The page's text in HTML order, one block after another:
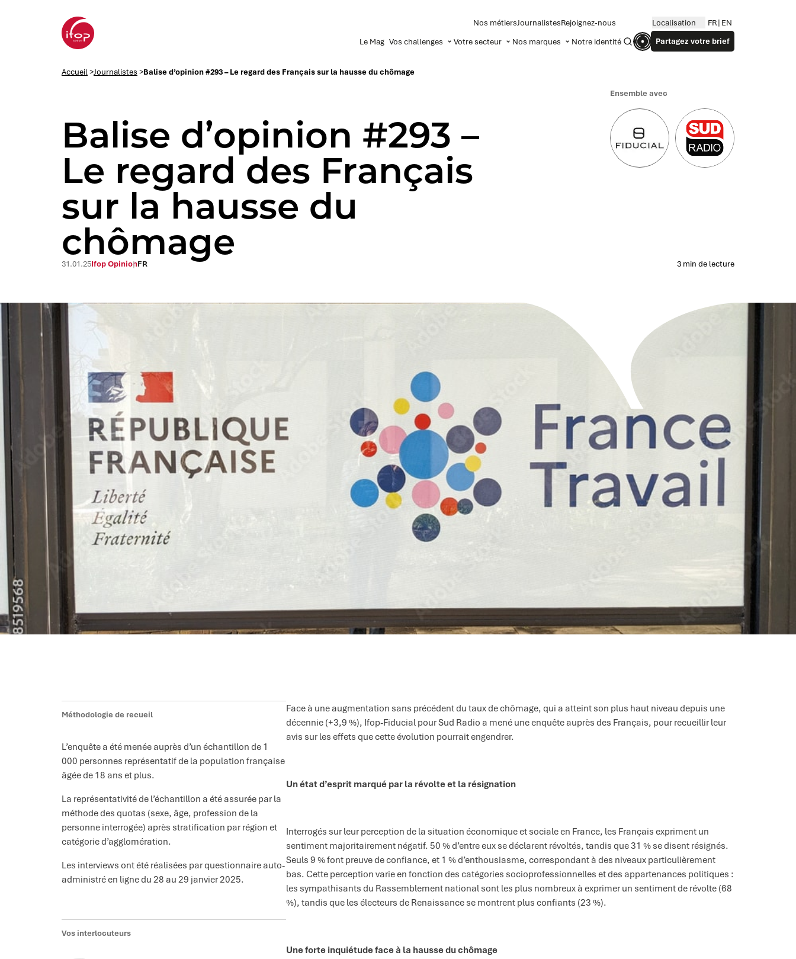
Le Mag Vos challenges Votre secteur Nos marques Notre identité RecherchePartagez votre brief
Nos métiersJournalistesRejoignez-nous Localisation FR EN
Accueil>Journalistes >Balise d’opinion #293 – Le regard des Français sur la hausse du chômage
Balise d’opinion #293 –
Le regard des Français
sur la hausse du
chômage
Ensemble avec
31.01.25Ifop OpinionFR 3 min de lecture
Méthodologie de recueil
L’enquête a été menée auprès d’un échantillon de 1
000 personnes représentatif de la population française
âgée de 18 ans et plus.
La représentativité de l’échantillon a été assurée par la
méthode des quotas (sexe, âge, profession de la
personne interrogée) après stratification par région et
catégorie d’agglomération.
Les interviews ont été réalisées par questionnaire auto-
administré en ligne du 28 au 29 janvier 2025.
Vos interlocuteurs
Face à une augmentation sans précédent du taux de chômage, qui a atteint son plus haut niveau depuis une
décennie (+3,9 %), Ifop-Fiducial pour Sud Radio a mené une enquête auprès des Français, pour recueillir leur
avis sur les effets que cette évolution pourrait engendrer.
Un état d’esprit marqué par la révolte et la résignation
Interrogés sur leur perception de la situation économique et sociale en France, les Français expriment un
sentiment majoritairement négatif. 50 % d’entre eux se déclarent révoltés, tandis que 31 % se disent résignés.
Seuls 9 % font preuve de confiance, et 1 % d’enthousiasme, correspondant à des niveaux particulièrement
bas. Cette perception varie en fonction des catégories socioprofessionnelles et des appartenances politiques :
les sympathisants du Rassemblement national sont les plus nombreux à exprimer un sentiment de révolte (68
%), tandis que les électeurs de Renaissance se montrent plus confiants (23 %).
Une forte inquiétude face à la hausse du chômage